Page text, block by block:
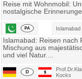
Reise mit Wohnmobil:
nostalgische
Islamabad
Islamabad: Reisen nach
Mischung aus
und viel Natur....
Kocks